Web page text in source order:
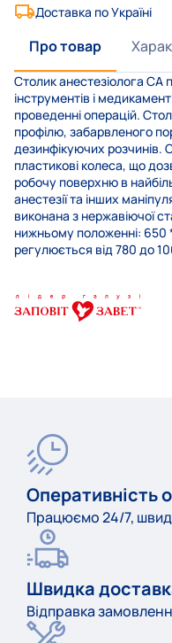
Доставка по Україні
Про товар
Столик анестезіолога СА
інструментів і
проведенні операцій.
профілю, забарвленого
дезинфікуючих розчинів.
пластикові колеса, що
робочу поверхню в
анестезії та інших
виконана з нержавіючої
нижньому положенні:
регулюється від 780 до
Оперативність
Працюємо 24/7,
Швидка
Відправка